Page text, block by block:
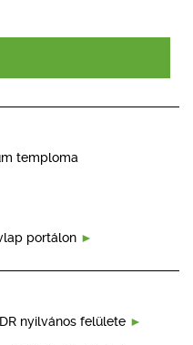
temploma
portálon
nyilvános felülete